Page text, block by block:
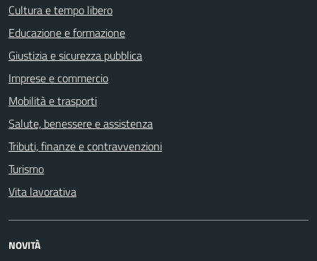
Cultura e tempo libero
Educazione e formazione
Giustizia e sicurezza pubblica
Imprese e commercio
Mobilità e trasporti
Salute, benessere e assistenza
Tributi, finanze e contravvenzioni
Turismo
Vita lavorativa
NOVITÀ